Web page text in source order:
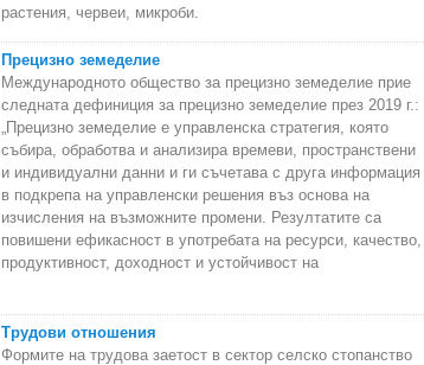
растения, червеи, микроби.
Прецизно земеделие
Международното общество за прецизно земеделие прие
следната дефиниция за прецизно земеделие през 2019 г.:
„Прецизно земеделие е управленска стратегия, която
събира, обработва и анализира времеви, пространствени
и индивидуални данни и ги съчетава с друга информация
в подкрепа на управленски решения въз основа на
изчисления на възможните промени. Резултатите са
повишени ефикасност в употребата на ресурси, качество,
продуктивност, доходност и устойчивост на
Трудови отношения
Формите на трудова заетост в сектор селско стопанство